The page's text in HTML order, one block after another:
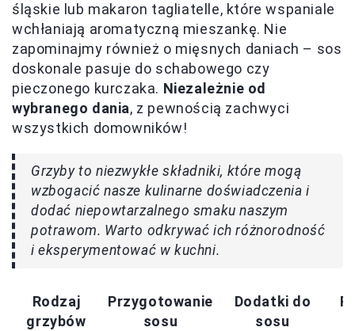
śląskie lub makaron tagliatelle, które wspaniale
wchłaniają aromatyczną mieszankę. Nie
zapominajmy również o mięsnych daniach – sos
doskonale pasuje do schabowego czy
pieczonego kurczaka. Niezależnie od
wybranego dania, z pewnością zachwyci
wszystkich domowników!
Grzyby to niezwykłe składniki, które mogą
wzbogacić nasze kulinarne doświadczenia i
dodać niepowtarzalnego smaku naszym
potrawom. Warto odkrywać ich różnorodność
i eksperymentować w kuchni.
Rodzaj
grzybów
Przygotowanie
sosu
Dodatki do
sosu